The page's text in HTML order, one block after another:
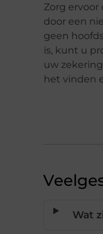
Zorg
door een
geen
is, kunt u
uw
het vinden
Wat